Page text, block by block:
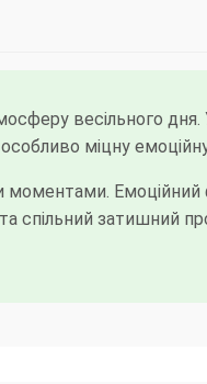
весільного
міцну
моментами.
затишний